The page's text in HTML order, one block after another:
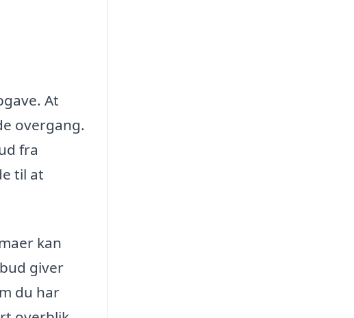
At
overgang.
fra
til at
kan
giver
du har